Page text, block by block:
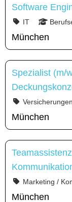
Software
IT
München
Spezialist (m/
Versicherungen
München
Marketing /
München